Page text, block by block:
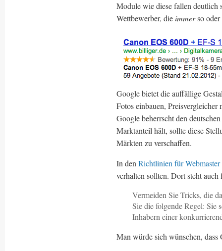
Module wie diese fallen deutlich
Wettbewerber, dieimmerso oder
Google bietet die auffällige
Fotos einbauen,
Google beherrscht den
Marktanteil hält, sollte diese
Märkten zu verschaffen.
In den Richtlinien für Webmaster
verhalten sollten. Dort steht
Vermeiden Sie Tricks, die
Sie die folgende Regel: Sie
Inhabern einer
Man würde sich wünschen, dass